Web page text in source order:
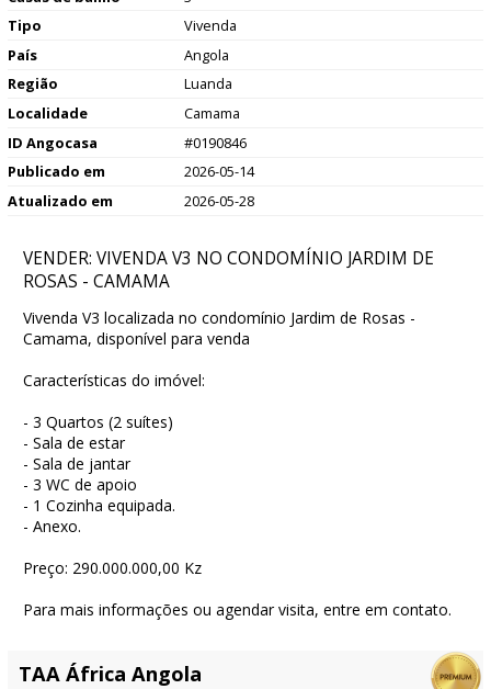
Tipo
Vivenda
País
Angola
Região
Luanda
Localidade
Camama
ID Angocasa
#0190846
Publicado em
2026-05-14
Atualizado em
2026-05-28
VENDER: VIVENDA V3 NO CONDOMÍNIO JARDIM DE
ROSAS - CAMAMA
Vivenda V3 localizada no condomínio Jardim de Rosas -
Camama, disponível para venda
Características do imóvel:
- 3 Quartos (2 suítes)
- Sala de estar
- Sala de jantar
- 3 WC de apoio
- 1 Cozinha equipada.
- Anexo.
Preço: 290.000.000,00 Kz
Para mais informações ou agendar visita, entre em contato.
TAA África Angola